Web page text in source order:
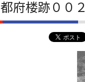
都府楼跡００２